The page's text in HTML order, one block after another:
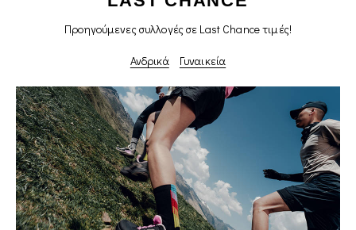
Προηγούμενες συλλογές σε Last Chance τιμές!
Ανδρικά Γυναικεία